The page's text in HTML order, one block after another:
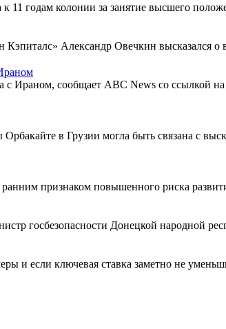
11 годам колонии за занятие высшего
Александр Овечкин высказался о
Ираном, сообщает ABC News со ссылкой
в Грузии могла быть связана с
признаком повышенного риска
госбезопасности Донецкой народной
и если ключевая ставка заметно не